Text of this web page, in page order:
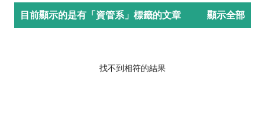
目前顯示的是有「資管系」標籤的文章 顯示全部
找不到相符的結果